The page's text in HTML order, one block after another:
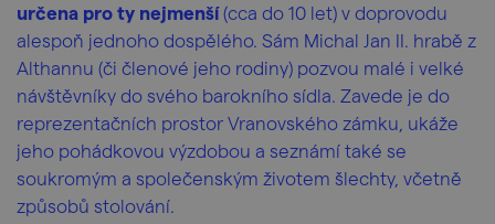
určena pro ty nejmenší(cca do 10 let) v doprovodu
alespoň jednoho dospělého. Sám Michal Jan II. hrabě z
Althannu (či členové jeho rodiny) pozvou malé i velké
návštěvníky do svého barokního sídla. Zavede je do
reprezentačních prostor Vranovského zámku, ukáže
jeho pohádkovou výzdobou a seznámí také se
soukromým a společenským životem šlechty, včetně
způsobů stolování.